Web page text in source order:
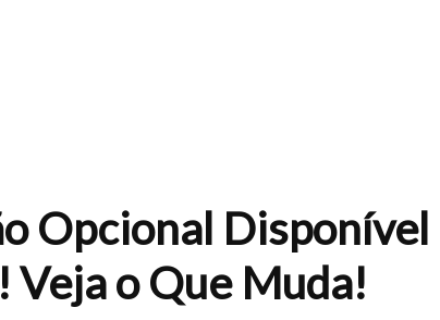
Opcional Disponível
Veja o Que Muda!